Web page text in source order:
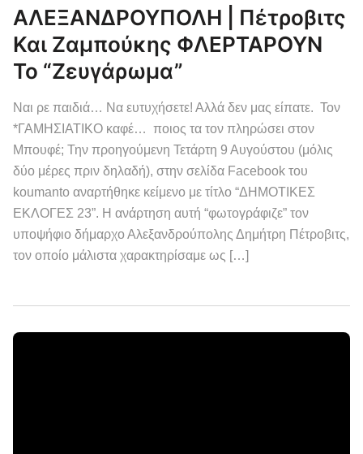
ΑΛΕΞΑΝΔΡΟΥΠΟΛΗ | Πέτροβιτς
Και Ζαμπούκης ΦΛΕΡΤΑΡΟΥΝ
Το “ζευγάρωμα”
Ναι ρε παιδιά… Να ευτυχήσετε! Αλλά δεν μας είπατε. Τον
*ΓΑΜΗΣΙΑΤΙΚΟ καφέ… ποιος τα τον πληρώσει στον
Μπουφέ; Την προηγούμενη Τετάρτη 9 Αυγούστου (μόλις
δύο μέρες πριν δηλαδή), στην σελίδα Facebook του
koumanto αναρτήθηκε κείμενο με τίτλο “ΔΗΜΟΤΙΚΕΣ
ΕΚΛΟΓΕΣ 23”. Η ανάρτηση αυτή “φωτογράφιζε” τον
υποψήφιο δήμαρχο Αλεξανδρούπολης Δημήτρη Πέτροβιτς,
τον οποίο μάλιστα χαρακτηρίσαμε ως […]